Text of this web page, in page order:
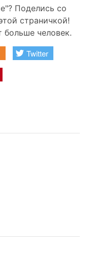
Поделись со
страничкой!
больше человек.
Twitter